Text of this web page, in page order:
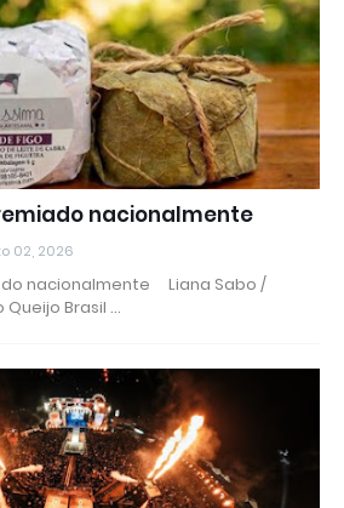
nacionalmente
02, 2026
nacionalmente Liana Sabo /
Brasil …